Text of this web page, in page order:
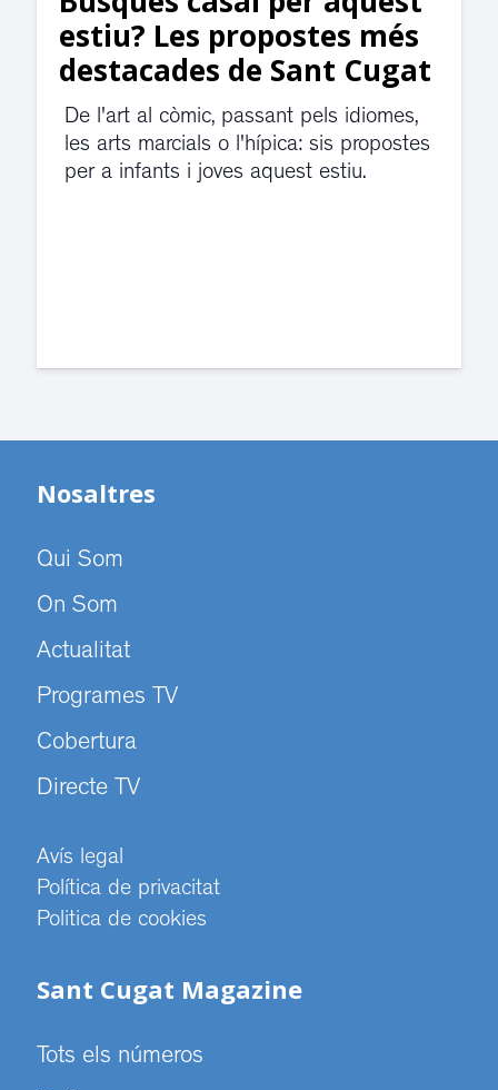
jutjats de Rubí fins
divendres per una fuita
d’aigua
El servei de guàrdia i el jutjat de
violència de gènere s'han traslladat a
Nosaltres
Qui Som
On Som
Actualitat
Programes TV
Cobertura
Directe TV
Avís legal
Política de privacitat
Politica de cookies
Sant Cugat Magazine
Tots els números